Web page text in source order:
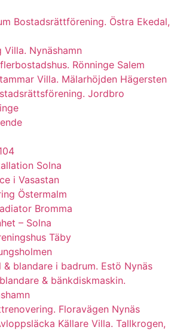
Bostadsrättförening. Östra Ekedal,
Villa. Nynäshamn
Rönninge Salem
Villa. Mälarhöjden Hägersten
Jordbro
Solna
i Vasastan
Östermalm
Bromma
– Solna
Täby
blandare i badrum. Estö Nynäs
& bänkdiskmaskin.
Floravägen Nynäs
Källare Villa. Tallkrogen,